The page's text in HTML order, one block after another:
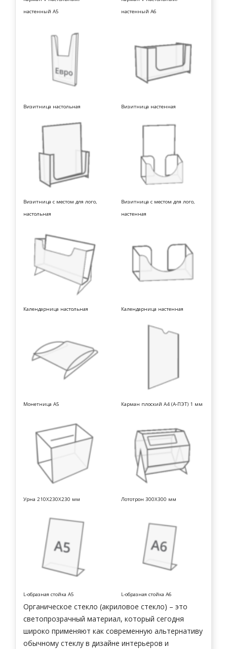
настенный А5
настенный А6
Визитница настольная Визитница настенная
Визитница с местом для лого,
настольная
Визитница с местом для лого,
настенная
Календарница настольная Календарница настенная
Монетница А5 Карман плоский А4 (А-ПЭТ) 1 мм
Урна 210Х230Х230 мм Лототрон 300Х300 мм
L-образная стойка А5 L-образная стойка А6
Органическое стекло (акриловое стекло) – это
светопрозрачный материал, который сегодня
широко применяют как современную альтернативу
обычному стеклу в дизайне интерьеров и